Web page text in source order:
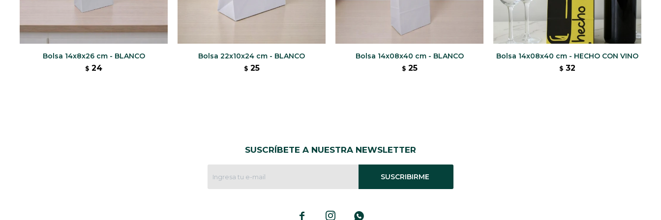
Bolsa 14x8x26 cm - BLANCO
$ 24
Bolsa 22x10x24 cm - BLANCO
$ 25
Bolsa 14x08x40 cm - BLANCO
$ 25
Bolsa 14x08x40 cm - HECHO CON VINO
$ 32
SUSCRÍBETE A NUESTRA NEWSLETTER
SUSCRIBIRME
  